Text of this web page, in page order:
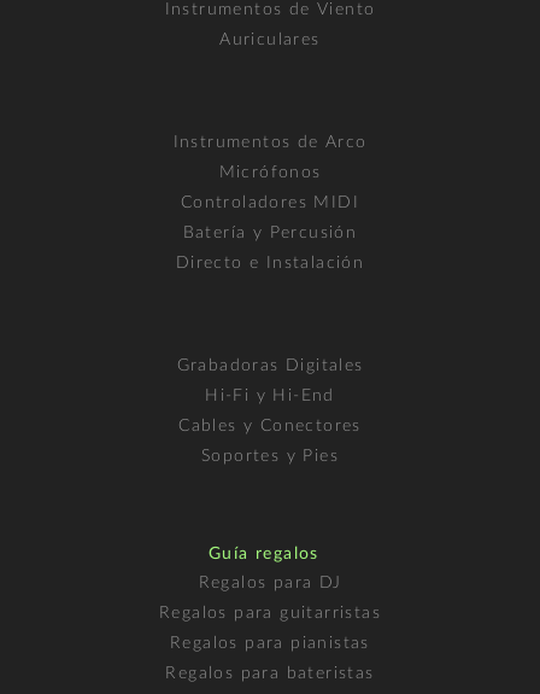
Instrumentos de Viento
Auriculares
Instrumentos de Arco
Micrófonos
Controladores MIDI
Batería y Percusión
Directo e Instalación
Grabadoras Digitales
Hi-Fi y Hi-End
Cables y Conectores
Soportes y Pies
Guía regalos
Regalos para DJ
Regalos para guitarristas
Regalos para pianistas
Regalos para bateristas